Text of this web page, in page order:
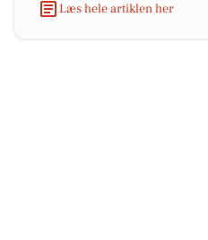
Læs hele artiklen her